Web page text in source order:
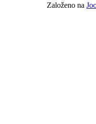
Založeno na